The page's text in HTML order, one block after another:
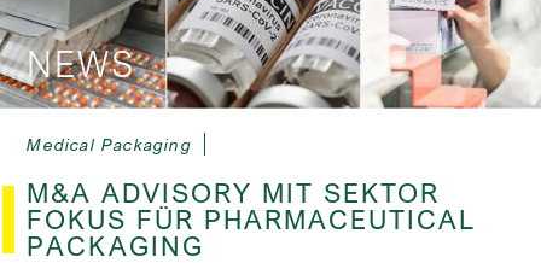
NEWS
Medical Packaging
M&A ADVISORY MIT SEKTOR
FOKUS FÜR PHARMACEUTICAL
PACKAGING